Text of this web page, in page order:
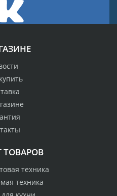
ТОВАРОВ
техника
техника